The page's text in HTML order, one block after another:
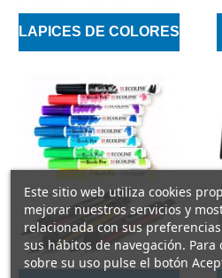
LAPICES DE COLORES
Este sitio web utiliza cookies
mejorar nuestros servicios y
relacionada con sus
sus hábitos de navegación.
sobre su uso pulse el botón